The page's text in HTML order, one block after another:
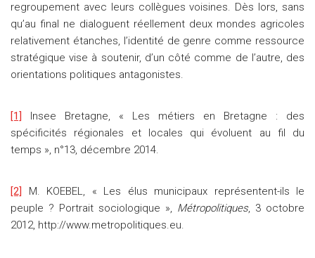
regroupement avec leurs collègues voisines. Dès lors, sans
qu’au final ne dialoguent réellement deux mondes agricoles
relativement étanches, l’identité de genre comme ressource
stratégique vise à soutenir, d’un côté comme de l’autre, des
orientations politiques antagonistes.
[1]
Insee Bretagne, « Les métiers en Bretagne : des
spécificités régionales et locales qui évoluent au fil du
temps », n°13, décembre 2014.
[2]
M. KOEBEL, « Les élus municipaux représentent-ils le
peuple ? Portrait sociologique », Métropolitiques, 3 octobre
2012, http://www.metropolitiques.eu.